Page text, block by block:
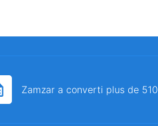
Zamzar a converti plus de